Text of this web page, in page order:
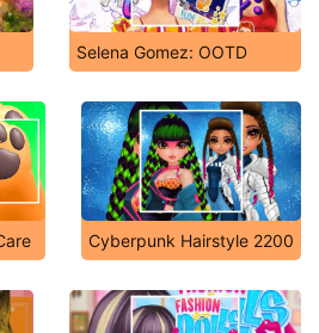
Selena Gomez: OOTD
Cyberpunk Hairstyle 2200